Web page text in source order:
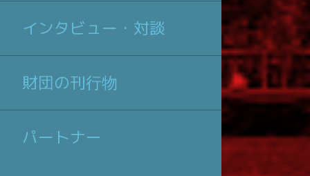
インタビュー・対談
財団の刊行物
パートナー